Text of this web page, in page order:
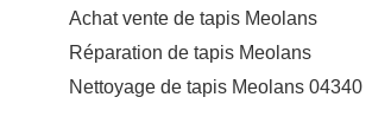
Achat vente de tapis Meolans
Réparation de tapis Meolans
Nettoyage de tapis Meolans 04340